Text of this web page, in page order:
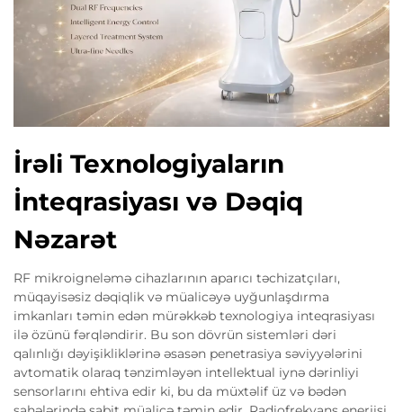
İrəli Texnologiyaların
İnteqrasiyası və Dəqiq
Nəzarət
RF mikroigneləmə cihazlarının aparıcı təchizatçıları,
müqayisəsiz dəqiqlik və müalicəyə uyğunlaşdırma
imkanları təmin edən mürəkkəb texnologiya inteqrasiyası
ilə özünü fərqləndirir. Bu son dövrün sistemləri dəri
qalınlığı dəyişikliklərinə əsasən penetrasiya səviyyələrini
avtomatik olaraq tənzimləyən intellektual iynə dərinliyi
sensorlarını ehtiva edir ki, bu da müxtəlif üz və bədən